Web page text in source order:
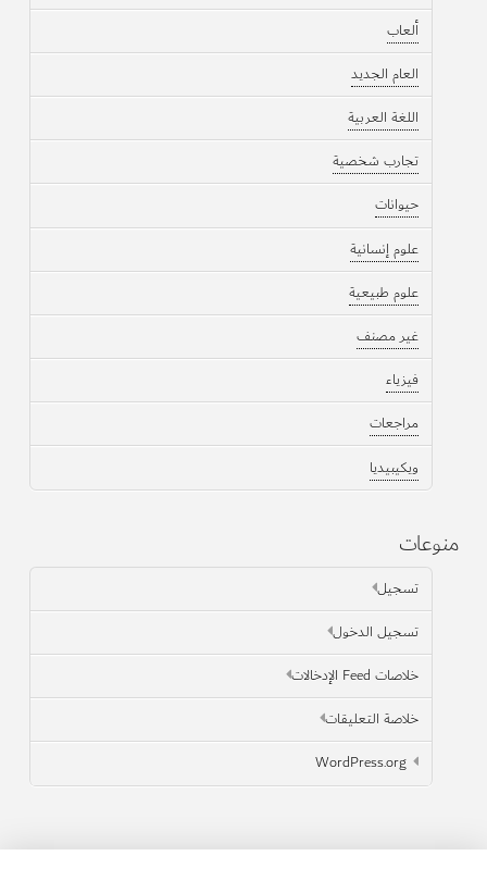
ألعاب
العام الجديد
اللغة العربية
تجارب شخصية
حيوانات
علوم إنسانية
علوم طبيعية
غير مصنف
فيزياء
مراجعات
ويكيبيديا
منوعات
تسجيل
تسجيل الدخول
خلاصات Feed الإدخالات
خلاصة التعليقات
WordPress.org